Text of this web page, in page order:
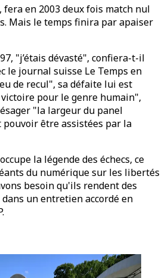
fera en 2003 deux fois match nul
Mais le temps finira par apaiser
"j’étais dévasté", confiera-t-il
le journal suisse Le Temps en
de recul", sa défaite lui est
pour le genre humain",
"la largeur du panel
être assistées par la
la légende des échecs, ce
du numérique sur les libertés
besoin qu'ils rendent des
un entretien accordé en